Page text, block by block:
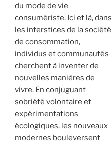
du mode de vie
consumériste. Ici et là, dans
les interstices de la société
de consommation,
individus et communautés
cherchent à inventer de
nouvelles manières de
vivre. En conjuguant
sobriété volontaire et
expérimentations
écologiques, les nouveaux
modernes bouleversent